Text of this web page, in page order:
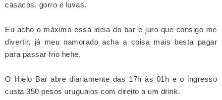
casacos, gorro e luvas.
Eu acho o máximo essa ideia do bar e juro que consigo me
divertir, já meu namorado acha a coisa mais besta pagar
para passar frio hehe.
O Hielo Bar abre diariamente das 17h às 01h e o ingresso
custa 350 pesos uruguaios com direito a um drink.